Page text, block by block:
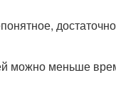
можно меньше